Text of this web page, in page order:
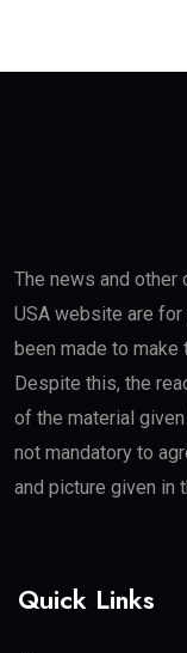
The news and other
USA website are
been made to make
Despite this, the
of the material
not mandatory to
and picture given in
Quick Links